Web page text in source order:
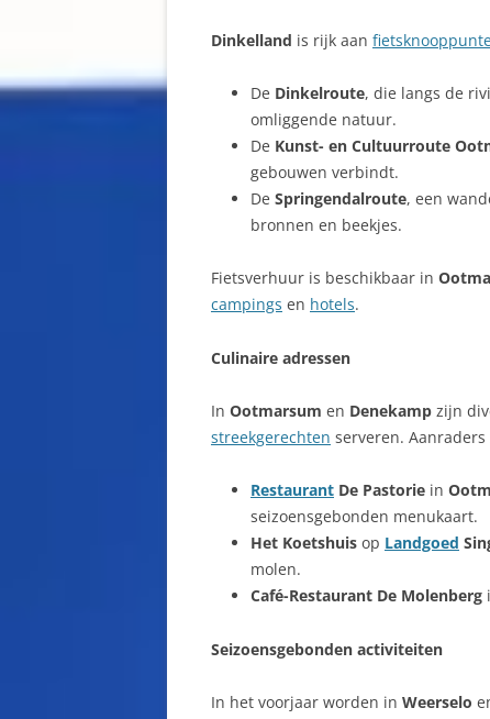
Dinkelland is rijk aan
De Dinkelroute, die langs de
omliggende natuur.
De Kunst- en Cultuurroute
gebouwen verbindt.
De Springendalroute, een
bronnen en beekjes.
Fietsverhuur is beschikbaar in
campings en hotels.
Culinaire adressen
In Ootmarsum en Denekamp zijn
streekgerechten serveren. Aanraders
Restaurant De Pastorie in
seizoensgebonden menukaart.
Het Koetshuis op Landgoed
molen.
Café-Restaurant De Molenberg
Seizoensgebonden activiteiten
In het voorjaar worden in Weerselo